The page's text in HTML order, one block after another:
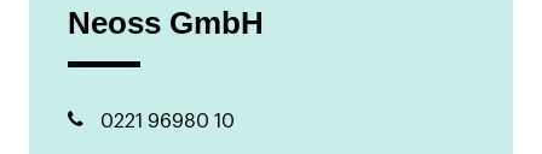
Neoss GmbH
0221 96980 10